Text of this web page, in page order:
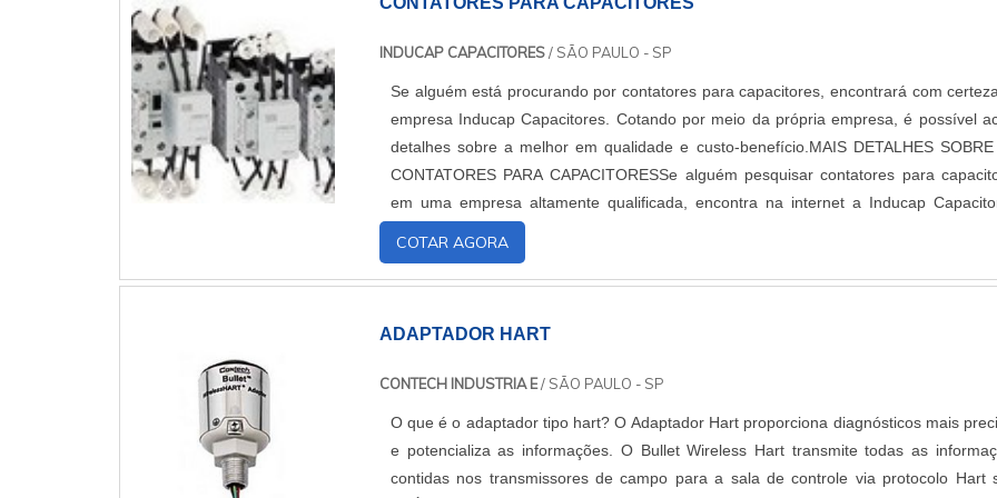
INDUCAP CAPACITORES/ SÃO PAULO - SP
Se alguém está procurando por contatores para capacitores, encontrará com
empresa Inducap Capacitores. Cotando por meio da própria empresa, é possível
detalhes sobre a melhor em qualidade e custo-benefício.MAIS DETALHES
CONTATORES PARA CAPACITORESSe alguém pesquisar contatores para
em uma empresa altamente qualificada, encontra na internet a Inducap
Com alto know-how em controlador de fator de potência e banco de
automático, a companhia disponibiliza tudo que há de mais atual para
qualidade final para cada cliente.Ainda focando em contatores para capacitores,
ótima qualidade e precisão, pontos importantes que ficam de fora no planejamento
cuidado ajuda a garantir a qualidade e durabilidade dos materiais, além de
prejuízos com substituições frequentes de produtos que não cumprem com suas
adequadamente. Assim, é possível poupar gastos desnecessários.Existem
COTAR AGORA
ADAPTADOR HART
CONTECH INDUSTRIA E/ SÃO PAULO - SP
O que é o adaptador tipo hart? O Adaptador Hart proporciona diagnósticos mais
e potencializa as informações. O Bullet Wireless Hart transmite todas as
contidas nos transmissores de campo para a sala de controle via protocolo Hart